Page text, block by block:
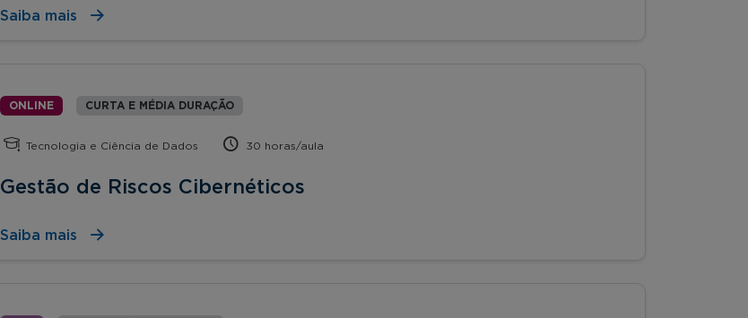
Saiba mais
ONLINE CURTA E MÉDIA DURAÇÃO
Tecnologia e Ciência de Dados 30 horas/aula
Gestão de Riscos Cibernéticos
Saiba mais